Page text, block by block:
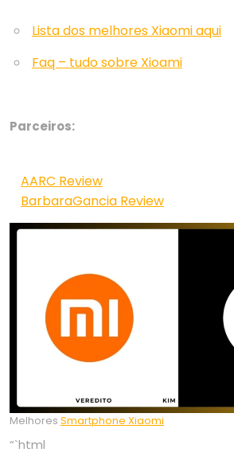
Lista dos melhores Xiaomi aqui
Faq – tudo sobre Xioami
Parceiros:
AARC Review
BarbaraGancia Review
Melhores Smartphone Xiaomi
“`html